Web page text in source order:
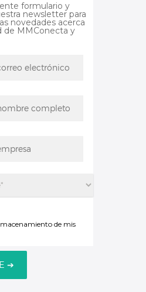
formulario y
newsletter para
novedades acerca
de MMConecta y
de mis